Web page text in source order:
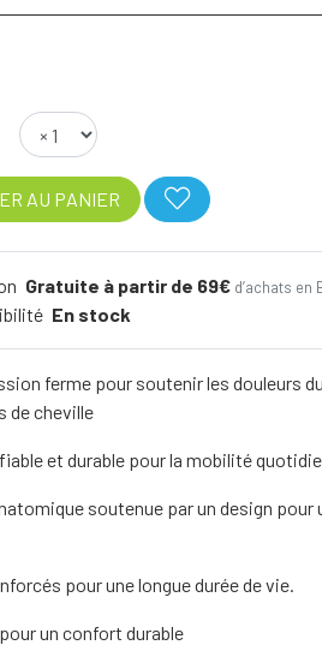
AU PANIER
Gratuite à partir de 69€ d’achats en
En stock
ferme pour soutenir les douleurs
de cheville
et durable pour la mobilité
soutenue par un design pour
pour une longue durée de vie.
un confort durable